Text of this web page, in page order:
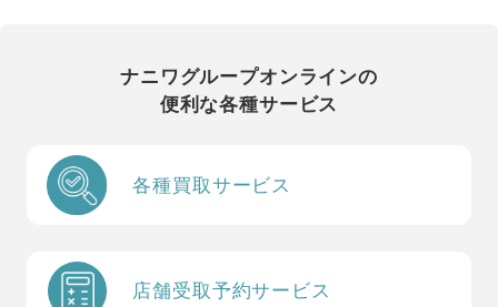
ナニワグループオンラインの
便利な各種サービス
各種買取サービス
店舗受取予約サービス